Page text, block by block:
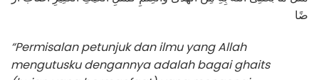
ضًا
“Permisalan petunjuk dan ilmu yang Allah
mengutusku dengannya adalah bagai ghaits